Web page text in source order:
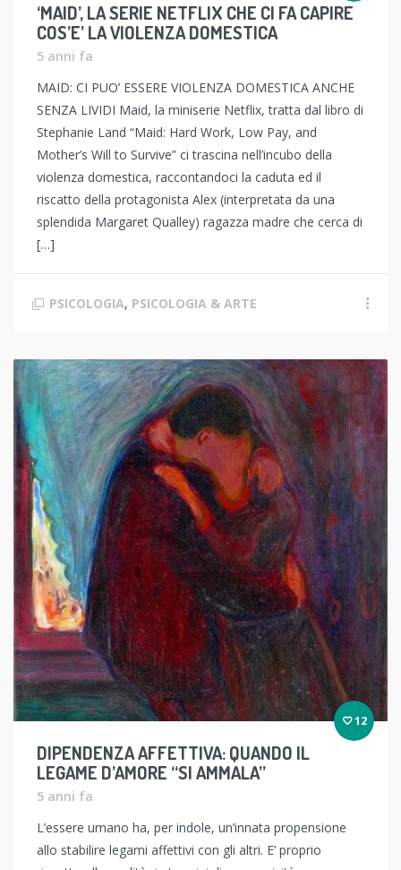
‘MAID’, LA SERIE NETFLIX CHE CI FA CAPIRE
COS’E’ LA VIOLENZA DOMESTICA
5 anni fa
MAID: CI PUO’ ESSERE VIOLENZA DOMESTICA ANCHE
SENZA LIVIDI Maid, la miniserie Netflix, tratta dal libro di
Stephanie Land “Maid: Hard Work, Low Pay, and
Mother’s Will to Survive” ci trascina nell’incubo della
violenza domestica, raccontandoci la caduta ed il
riscatto della protagonista Alex (interpretata da una
splendida Margaret Qualley) ragazza madre che cerca di
[…]
PSICOLOGIA, PSICOLOGIA & ARTE
12
DIPENDENZA AFFETTIVA: QUANDO IL
LEGAME D’AMORE “SI AMMALA”
5 anni fa
L’essere umano ha, per indole, un’innata propensione
allo stabilire legami affettivi con gli altri. E’ proprio